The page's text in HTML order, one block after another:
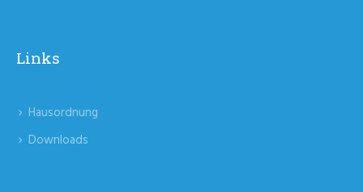
Links
Hausordnung
Downloads